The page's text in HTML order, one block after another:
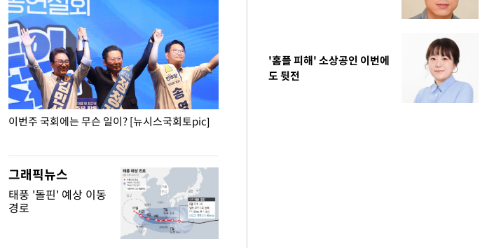
이번주 국회에는 무슨 일이? [뉴시스국회토pic]
그래픽뉴스
태풍 '돌핀' 예상 이동
경로
'홈플 피해' 소상공인 이번에
도 뒷전